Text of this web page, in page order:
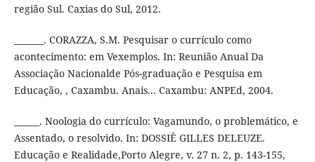
região Sul. Caxias do Sul, 2012.
_______. CORAZZA, S.M. Pesquisar o currículo como
acontecimento: em Vexemplos. In: Reunião Anual Da
Associação Nacionalde Pós-graduação e Pesquisa em
Educação, , Caxambu. Anais... Caxambu: ANPEd, 2004.
______. Noologia do currículo: Vagamundo, o problemático, e
Assentado, o resolvido. In: DOSSIÊ GILLES DELEUZE.
Educação e Realidade,Porto Alegre, v. 27 n. 2, p. 143-155,